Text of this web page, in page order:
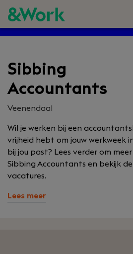
Sibbing
Accountants
Veenendaal
Wil je werken bij een
vrijheid hebt om jouw werkweek
bij jou past? Lees verder om
Sibbing Accountants en bekijk
vacatures.
Lees meer